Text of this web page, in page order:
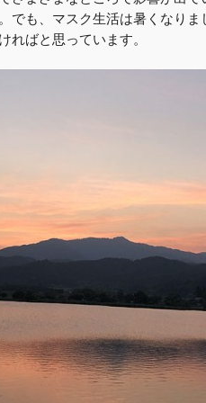
でも、マスク生活は暑くなりま
ればと思っています。